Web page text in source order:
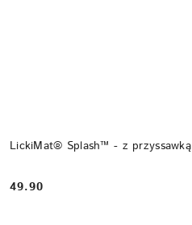
LickiMat® Splash™ - z przyssawką
Cena:
49.90